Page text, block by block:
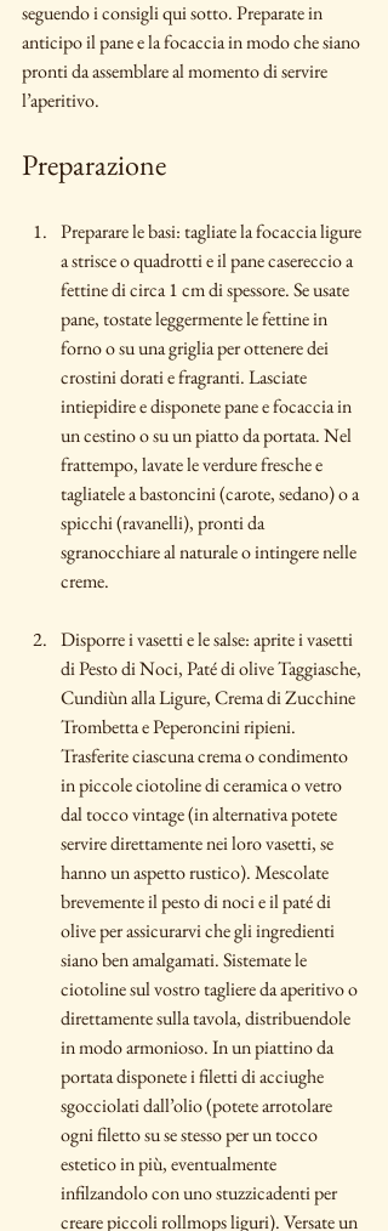
seguendo i consigli qui sotto. Preparate in
anticipo il pane e la focaccia in modo che siano
pronti da assemblare al momento di servire
l’aperitivo.
Preparazione
Preparare le basi: tagliate la focaccia ligure
a strisce o quadrotti e il pane casereccio a
fettine di circa 1 cm di spessore. Se usate
pane, tostate leggermente le fettine in
forno o su una griglia per ottenere dei
crostini dorati e fragranti. Lasciate
intiepidire e disponete pane e focaccia in
un cestino o su un piatto da portata. Nel
frattempo, lavate le verdure fresche e
tagliatele a bastoncini (carote, sedano) o a
spicchi (ravanelli), pronti da
sgranocchiare al naturale o intingere nelle
creme.
Disporre i vasetti e le salse: aprite i vasetti
di Pesto di Noci, Paté di olive Taggiasche,
Cundiùn alla Ligure, Crema di Zucchine
Trombetta e Peperoncini ripieni.
Trasferite ciascuna crema o condimento
in piccole ciotoline di ceramica o vetro
dal tocco vintage (in alternativa potete
servire direttamente nei loro vasetti, se
hanno un aspetto rustico). Mescolate
brevemente il pesto di noci e il paté di
olive per assicurarvi che gli ingredienti
siano ben amalgamati. Sistemate le
ciotoline sul vostro tagliere da aperitivo o
direttamente sulla tavola, distribuendole
in modo armonioso. In un piattino da
portata disponete i filetti di acciughe
sgocciolati dall’olio (potete arrotolare
ogni filetto su se stesso per un tocco
estetico in più, eventualmente
infilzandolo con uno stuzzicadenti per
creare piccoli rollmops liguri). Versate un